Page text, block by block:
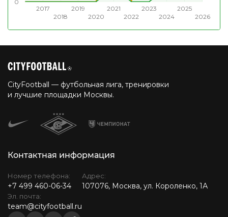
2017
2018
2019
2020
2021
2022
2023
2024
2025
2026
0
CityFootball — футбольная лига, тренировки
и лучшие площадки Москвы.
Контактная информация
Номер телефона:
+7 499 460-06-34
Эл. почта:
team@cityfootball.ru
Адрес:
107076, Москва, ул. Короленко, 1А